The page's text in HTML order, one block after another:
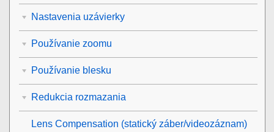
Nastavenia uzávierky
Používanie zoomu
Používanie blesku
Redukcia rozmazania
Lens Compensation (statický záber/videozáznam)